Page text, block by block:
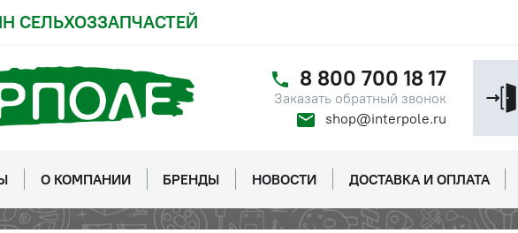
СЕЛЬХОЗЗАПЧАСТЕЙ
8 800 700 18 17
Заказать обратный звонок
shop@interpole.ru
О КОМПАНИИ БРЕНДЫ НОВОСТИ ДОСТАВКА И ОПЛАТА